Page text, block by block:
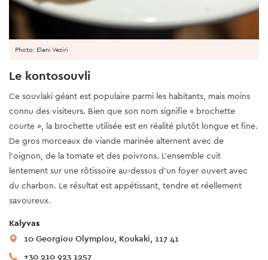
Le kontosouvli
Ce souvlaki géant est populaire parmi les habitants, mais moins
connu des visiteurs. Bien que son nom signifie « brochette
courte », la brochette utilisée est en réalité plutôt longue et fine.
De gros morceaux de viande marinée alternent avec de
l’oignon, de la tomate et des poivrons. L’ensemble cuit
lentement sur une rôtissoire au-dessus d’un foyer ouvert avec
du charbon. Le résultat est appétissant, tendre et réellement
savoureux.
Kalyvas
10 Georgiou Olympiou, Koukaki, 117 41
+30 210 923 1257
Photo: Eleni Veziri